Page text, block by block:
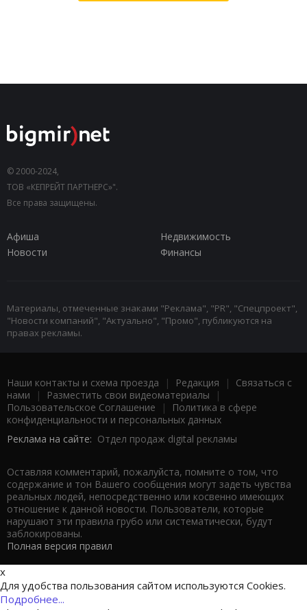
© 2000-2024,
ТОВ «КЕПРЕЙТ ПАРТНЕРС»".
Все права защищены.
Афиша
Недвижимость
Новости
Финансы
Материалы, отмеченные знаками "Реклама", "PR", "Спецпроект",
"Новости компаний", "Актуально", "Промо", публикуются на
правах рекламы.
Наши контакты и схема проезда | Редакция | Связаться с
нами | Разместить свои видеоматериалы |
Пользовательское Соглашение |
Политика в сфере
конфиденциальности и персональных данных
Реклама на сайте: Отдел продаж digital рекламы
Оставляя комментарий, пожалуйста, помните о том, что
содержание и тон Вашего сообщения могут задеть чувства
реальных людей, непосредственно или косвенно имеющих
отношение к данной новости. Пользователи, которые
нарушают эти правила грубо или систематически, будут
заблокированы.
Полная версия правил
x
Для удобства пользования сайтом используются Cookies.
Подробнее...